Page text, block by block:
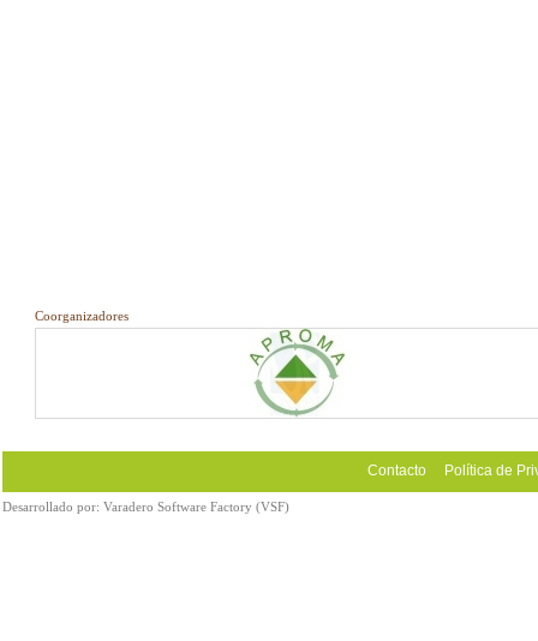
Coorganizadores
Contacto Política de
Desarrollado por: Varadero Software Factory (VSF)